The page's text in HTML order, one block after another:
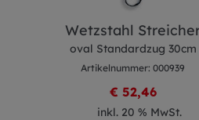
Wetzstahl
oval Standardzug 30cm
Artikelnummer: 000939
€ 52,46
inkl. 20 % MwSt.